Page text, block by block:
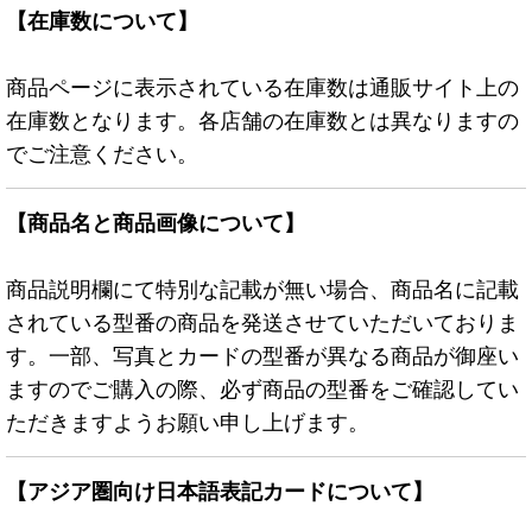
【在庫数について】
商品ページに表示されている在庫数は通販サイト上の
在庫数となります。各店舗の在庫数とは異なりますの
でご注意ください。
【商品名と商品画像について】
商品説明欄にて特別な記載が無い場合、商品名に記載
されている型番の商品を発送させていただいておりま
す。一部、写真とカードの型番が異なる商品が御座い
ますのでご購入の際、必ず商品の型番をご確認してい
ただきますようお願い申し上げます。
【アジア圏向け日本語表記カードについて】